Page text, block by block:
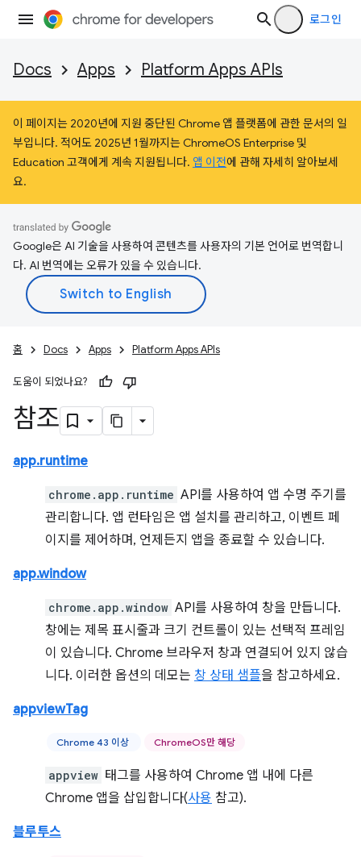
로그인
Docs Apps Platform Apps APIs
이 페이지는 2020년에 지원 중단된 Chrome 앱 플랫폼에 관한 문서의 일
부입니다. 적어도 2025년 1월까지는 ChromeOS Enterprise 및
Education 고객에게 계속 지원됩니다. 앱 이전에 관해 자세히 알아보세
요.
Google은 AI 기술을 사용하여 콘텐츠를 사용자의 기본 언어로 번역합니
다. AI 번역에는 오류가 있을 수 있습니다.
홈 Docs Apps Platform Apps APIs
도움이 되었나요?
참조
app.runtime
chrome.app.runtime API를 사용하여 앱 수명 주기를
관리합니다. 앱 런타임은 앱 설치를 관리하고, 이벤트 페
이지를 제어하며, 언제든지 앱을 종료할 수 있습니다.
app.window
chrome.app.window API를 사용하여 창을 만듭니다.
창에는 제목 표시줄과 크기 컨트롤이 있는 선택적 프레임
이 있습니다. Chrome 브라우저 창과 연결되어 있지 않습
니다. 이러한 옵션의 데모는 창 상태 샘플을 참고하세요.
appviewTag
Chrome 43 이상 ChromeOS만 해당
appview 태그를 사용하여 Chrome 앱 내에 다른
Chrome 앱을 삽입합니다(사용 참고).
블루투스